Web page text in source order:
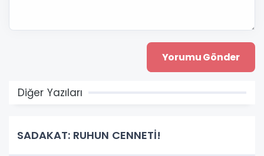
Diğer Yazıları
SADAKAT: RUHUN CENNETİ!